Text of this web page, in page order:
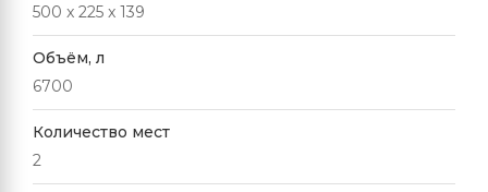
500 x 225 x 139
Объём, л
6700
Количество мест
2